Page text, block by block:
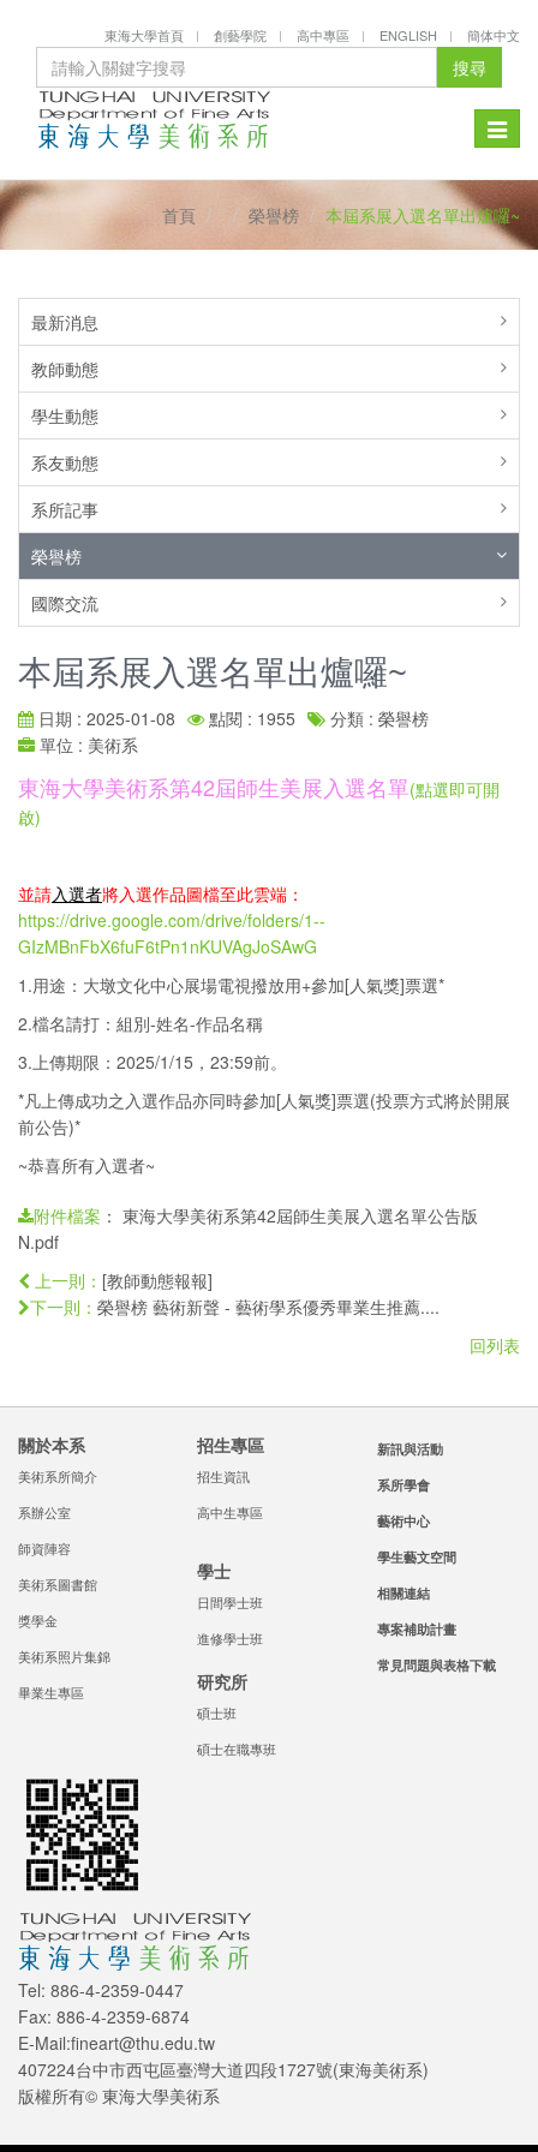
東海大學首頁 創藝學院 高中專區 ENGLISH 簡体中文
搜尋
Toggle
首頁 榮譽榜 本屆系展入選名單出爐囉~
最新消息
教師動態
學生動態
系友動態
系所記事
榮譽榜
國際交流
本屆系展入選名單出爐囉~
日期 : 2025-01-08 點閱 : 1955
分類 : 榮譽榜
單位 : 美術系
東海大學美術系第42屆師生美展入選名單(點選即可開
啟)
並請入選者將入選作品圖檔至此雲端 ：
https://drive.google.com/drive/folders/1--
GIzMBnFbX6fuF6tPn1nKUVAgJoSAwG
1.用途：大墩文化中心展場電視撥放用+參加[人氣獎]票選*
2.檔名請打：組別-姓名-作品名稱
3.上傳期限：2025/1/15，23:59前。
*凡上傳成功之入選作品亦同時參加[人氣獎]票選(投票方式將於開展
前公告)*
~恭喜所有入選者~
附件檔案 ： 東海大學美術系第42屆師生美展入選名單公告版
N.pdf
上一則： [教師動態報報]
下一則： 榮譽榜 藝術新聲 - 藝術學系優秀畢業生推薦....
回列表
關於本系
美術系所簡介
系辦公室
師資陣容
美術系圖書館
獎學金
美術系照片集錦
畢業生專區
招生專區
招生資訊
高中生專區
學士
日間學士班
進修學士班
研究所
碩士班
碩士在職專班
新訊與活動
系所學會
藝術中心
學生藝文空間
相關連結
專案補助計畫
常見問題與表格下載
Tel: 886-4-2359-0447
Fax: 886-4-2359-6874
E-Mail:fineart@thu.edu.tw
407224台中市西屯區臺灣大道四段1727號(東海美術系)
版權所有© 東海大學美術系